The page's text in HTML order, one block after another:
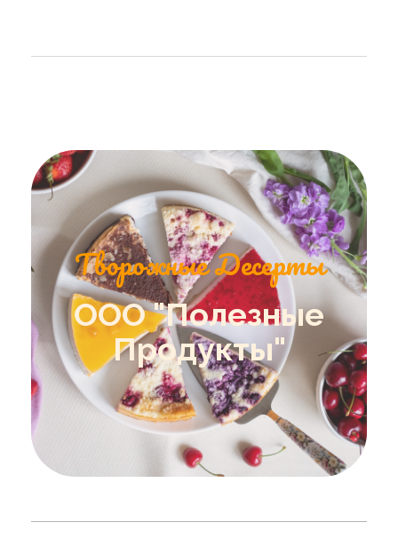
Творожные Десерты
ООО "Полезные
Продукты"